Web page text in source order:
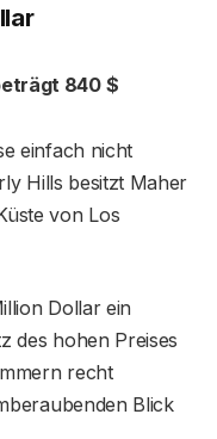
840 $
einfach nicht
Hills besitzt Maher
von Los
Dollar ein
des hohen Preises
recht
Blick